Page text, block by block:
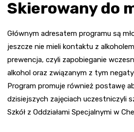
Skierowany do
Głównym adresatem programu są
jeszcze nie mieli kontaktu z
prewencja, czyli zapobieganie
alkohol oraz związanym z tym
Program promuje również postawę
dzisiejszych zajęciach uczestniczyli
Szkół z Oddziałami Specjalnymi w